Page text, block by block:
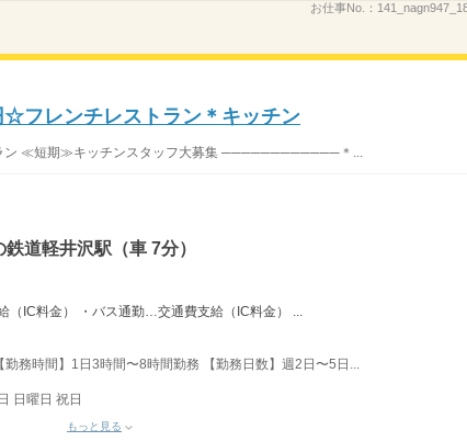
お仕事No.：
フレンチレストラン＊キッチン
≪短期≫キッチンスタッフ大募集 ────────────＊...
道軽井沢駅（車 7分）
（IC料金） ・バス通勤…交通費支給（IC料金） ...
務時間】1日3時間〜8時間勤務 【勤務日数】週2日〜5日...
日曜日 祝日
もっと見る